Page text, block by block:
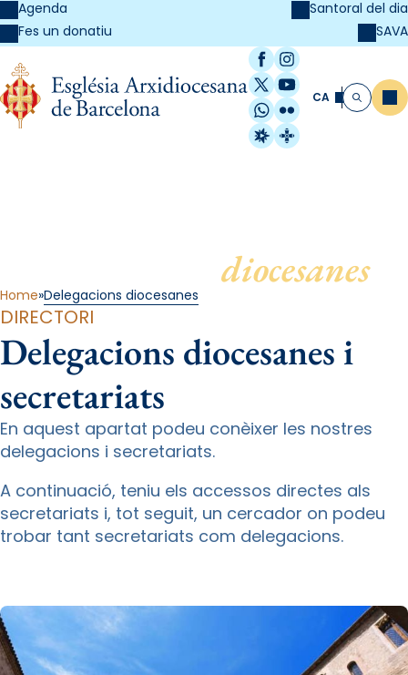
Agenda
Fes un donatiu
Santoral del dia
SAVA
Facebook
Instagram
X / Twitter
YouTube
WhatsApp
Flickr
Radio Estel
Catalunya
CA Cerca
diocesanes
Home Delegacions diocesanes
DIRECTORI
Delegacions diocesanes i
secretariats
En aquest apartat podeu conèixer les nostres
delegacions i secretariats.
A continuació, teniu els accessos directes als
secretariats i, tot seguit, un cercador on podeu
trobar tant secretariats com delegacions.